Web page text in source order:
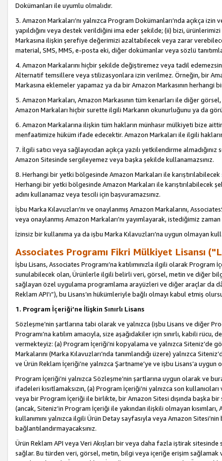
Dokümanları ile uyumlu olmalıdır.
3. Amazon Markaları’nı yalnızca Program Dokümanları’nda açıkça
yapıldığını veya destek verildiğini ima eder şekilde; (ii) bizi,
Markasına ilişkin şerefiye değerimizi azaltabilecek veya zarar
material, SMS, MMS, e-posta eki, diğer dokümanlar veya sözlü
4. Amazon Markalarını hiçbir şekilde değiştiremez veya tadil
Alternatif temsillere veya stilizasyonlara izin verilmez. Örneğin, bir
Markasına eklemeler yapamaz ya da bir Amazon Markasının herhangi
5. Amazon Markaları, Amazon Markasının tüm kenarları ile diğer
Amazon Markaları hiçbir surette ilgili Markanın okunurluğunu ya da
6. Amazon Markalarına ilişkin tüm hakların münhasır mülkiyeti bize
menfaatimize hüküm ifade edecektir. Amazon Markaları ile ilgili
7. İlgili satıcı veya sağlayıcıdan açıkça yazılı yetkilendirme
Amazon Sitesinde sergileyemez veya başka şekilde kullanamazsınız.
8. Herhangi bir yetki bölgesinde Amazon Markaları ile
Herhangi bir yetki bölgesinde Amazon Markaları ile karıştırılabilecek
adını kullanamaz veya tescili için başvuramazsınız.
İşbu Marka Kılavuzları’nı ve onaylanmış Amazon Markalarını,
veya onaylanmış Amazon Markaları’nı yayımlayarak, istediğimiz
İzinsiz bir kullanıma ya da işbu Marka Kılavuzları’na uygun olmayan
Associates Programı Fikri Mülkiyet Lisansı
İşbu Lisans, Associates Programı’na katılımınızla ilgili olarak Program
sunulabilecek olan, Ürünlerle ilgili belirli veri, görsel, metin ve diğer
sağlayan özel uygulama programlama arayüzleri ve diğer araçlar da
Reklam API’ı”), bu Lisans’ın hükümleriyle bağlı olmayı kabul etmiş
1. Program İçeriği’ne İlişkin Sınırlı Lisans
Sözleşme’nin şartlarına tabi olarak ve yalnızca (işbu Lisans ve diğer
Programı’na katılım amacıyla, size aşağıdakiler için sınırlı, kabili
vermekteyiz: (a) Program İçeriği’ni kopyalama ve yalnızca Siteniz’de
Markalarını (Marka Kılavuzları’nda tanımlandığı üzere) yalnızca
ve Ürün Reklam İçeriği’ne yalnızca Şartname’ye ve işbu Lisans’a
Program İçeriği’ni yalnızca Sözleşme’nin şartlarına uygun olarak ve
ifadeleri kısıtlamaksızın, (a) Program İçeriği’ni yalnızca son
veya bir Program İçeriği ile birlikte, bir Amazon Sitesi dışında başka
(ancak, Siteniz’in Program İçeriği ile yakından ilişkili olmayan
kullanımını yalnızca ilgili Ürün Detay sayfasıyla veya Amazon
bağlantılandırmayacaksınız.
Ürün Reklam API veya Veri Akışları bir veya daha fazla iştirak
sağlar. Bu türden veri, görsel, metin, bilgi veya içeriğe erişim sağlamak